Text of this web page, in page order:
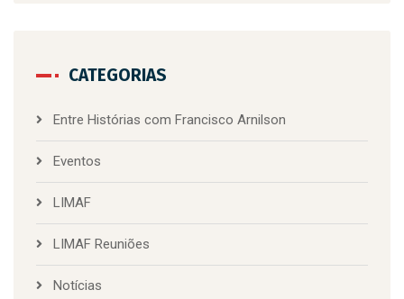
CATEGORIAS
Entre Histórias com Francisco Arnilson
Eventos
LIMAF
LIMAF Reuniões
Notícias